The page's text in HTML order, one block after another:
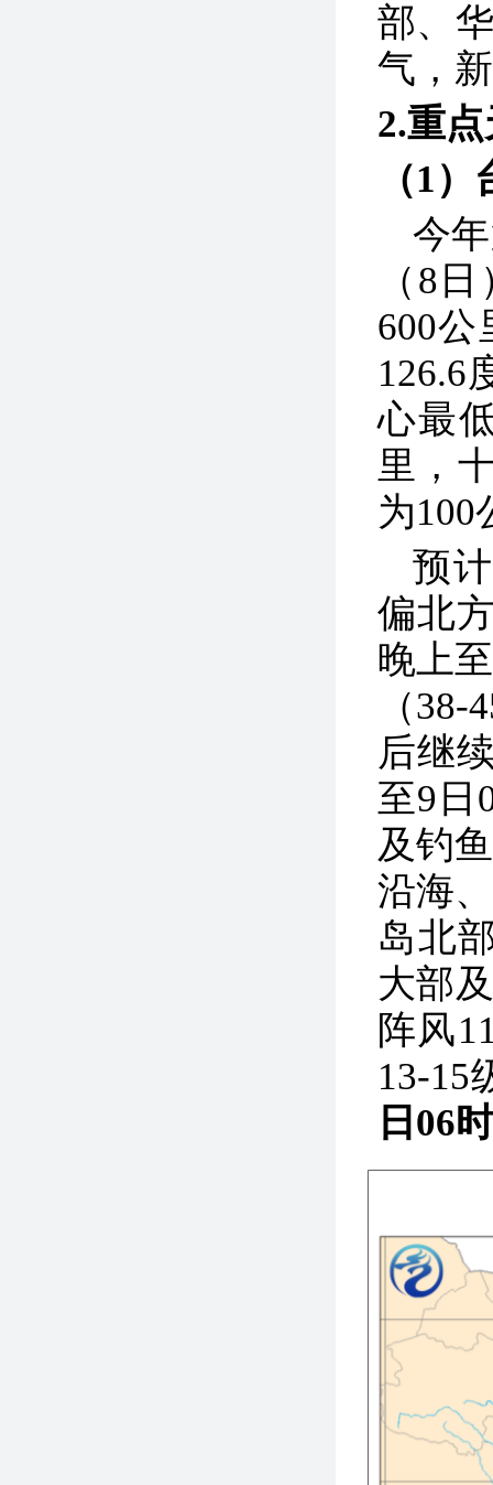
部、
气，
2.重
（1
今
（8
600
126.6
心最
里，
为100
预
偏北
晚上
（
后继
至9日
及钓
沿海
岛北
大部
阵风
13-15
日06